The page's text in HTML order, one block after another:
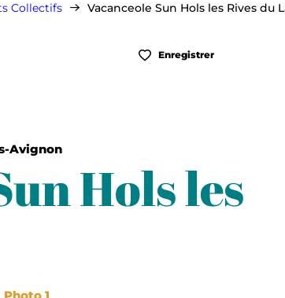
Collectifs Vacanceole Sun Hols les Rives du
Enregistrer
Avignon
Hols les
Photo 1